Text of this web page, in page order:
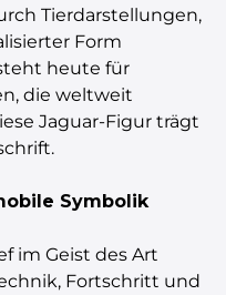
Tierdarstellungen,
Form
heute für
die weltweit
Jaguar-Figur trägt
Symbolik
im Geist des Art
Fortschritt und